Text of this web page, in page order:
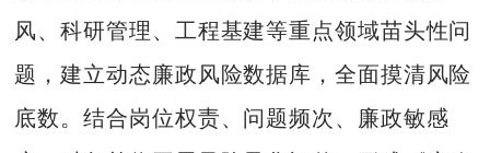
风、科研管理、工程基建等重点领域苗头性问
题，建立动态廉政风险数据库，全面摸清风险
底数。结合岗位权责、问题频次、廉政敏感